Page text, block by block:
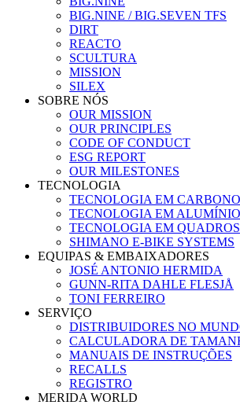
BIG.NINE / BIG.SEVEN TFS
DIRT
REACTO
SCULTURA
MISSION
SILEX
SOBRE NÓS
OUR MISSION
OUR PRINCIPLES
CODE OF CONDUCT
ESG REPORT
OUR MILESTONES
TECNOLOGIA
TECNOLOGIA EM CARBONO
TECNOLOGIA EM ALUMÍNIO
TECNOLOGIA EM QUADROS
SHIMANO E-BIKE SYSTEMS
EQUIPAS & EMBAIXADORES
JOSÉ ANTONIO HERMIDA
GUNN-RITA DAHLE FLESJÅ
TONI FERREIRO
SERVIÇO
DISTRIBUIDORES NO
CALCULADORA DE
MANUAIS DE INSTRUÇÕES
RECALLS
REGISTRO
MERIDA WORLD